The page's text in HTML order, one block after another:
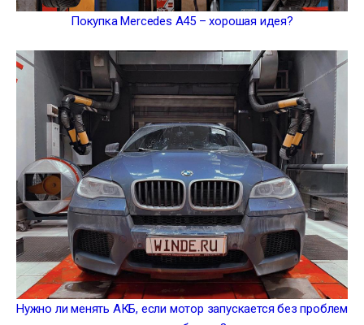
Покупка Mercedes A45 – хорошая идея?
Нужно ли менять АКБ, если мотор запускается без проблем